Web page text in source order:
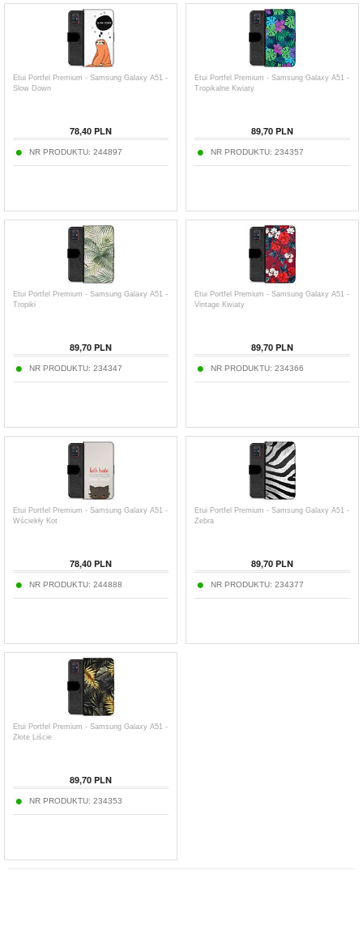
Etui Portfel Premium - Samsung Galaxy A51 -
Slow Down
78,40 PLN
NR PRODUKTU: 244897
Etui Portfel Premium - Samsung Galaxy A51 -
Tropikalne Kwiaty
89,70 PLN
NR PRODUKTU: 234357
Etui Portfel Premium - Samsung Galaxy A51 -
Tropiki
89,70 PLN
NR PRODUKTU: 234347
Etui Portfel Premium - Samsung Galaxy A51 -
Vintage Kwiaty
89,70 PLN
NR PRODUKTU: 234366
Etui Portfel Premium - Samsung Galaxy A51 -
Wściekły Kot
78,40 PLN
NR PRODUKTU: 244888
Etui Portfel Premium - Samsung Galaxy A51 -
Zebra
89,70 PLN
NR PRODUKTU: 234377
Etui Portfel Premium - Samsung Galaxy A51 -
Złote Liście
89,70 PLN
NR PRODUKTU: 234353